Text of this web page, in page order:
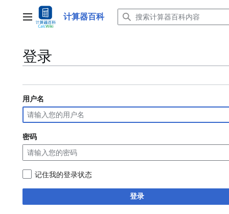
主菜单 计算器百科
登录
用户名
密码
记住我的登录状态
登录